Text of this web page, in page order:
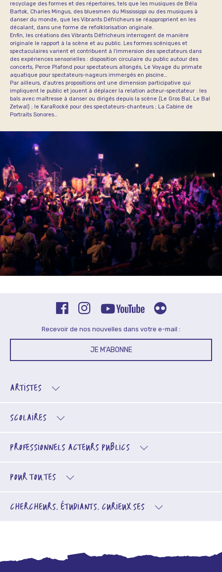
recyclage des formes et des répertoires, tels que les musiques de Béla
Bartok, Charles Mingus, des bluesmen du Mississippi ou des musiques à
danser du monde, que les Vibrants Défricheurs se réapproprient en les
décalant, dans une forme de refolklorisation originale.
Enfin, les créations des Vibrants Défricheurs interrogent de manière
originale le rapport à la scène et au public. Les formes scéniques et
spectaculaires varient et contribuent à l’immersion des spectateurs dans
des expériences sensorielles : disposition circulaire du public autour des
concerts, Perce Plafond pour spectateurs allongés, Le Voyage du primate
aquatique pour spectateurs-nageurs immergés en piscine…
Par ailleurs, d’autres propositions ont une dimension participative qui
impliquent le public et jouent à déplacer la relation acteur-spectateur : les
bals avec maîtresse à danser ou dirigés depuis la scène (Le Gros Bal, Le Bal
Zetwal) ; le KaraRocké pour des spectateurs-chanteurs ; La Cabine de
Portraits Sonores…
Recevoir de nos nouvelles dans votre e-mail :
JE M'ABONNE
ARTISTES
SCOLAIRES
PROFESSIONNELS ACTEURS PUBLICS
POUR TOU.TES
CHERCHEURS, ÉTUDIANTS, CURIEUX.SES